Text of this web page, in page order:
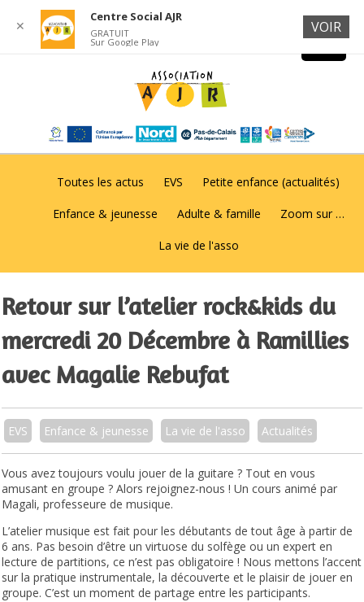
Toutes les actus EVS Petite enfance (actualités)
Enfance & jeunesse Adulte & famille Zoom sur …
La vie de l'asso
Retour sur l’atelier rock&kids du
mercredi 20 Décembre à Ramillies
avec Magalie Rebufat
EVS Enfance & jeunesse La vie de l'asso Actualités
Vous avez toujours voulu jouer de la guitare ? Tout en vous
amusant en groupe ? Alors rejoignez-nous ! Un cours animé par
Magali, professeure de musique.
L’atelier musique est fait pour les débutants de tout âge à partir de
6 ans. Pas besoin d’être un virtuose du solfège ou un expert en
lecture de partitions, ce n’est pas obligatoire ! Nous mettons l’accent
sur la pratique instrumentale, la découverte et le plaisir de jouer en
groupe. C’est un moment de partage entre les participants.
✕
Centre Social AJR
GRATUIT
Sur Google Play
VOIR